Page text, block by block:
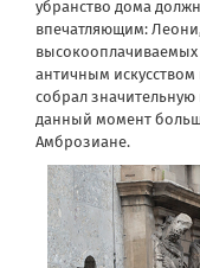
убранство дома
впечатляющим:
высокооплачиваемых
античным искусством
собрал
данный момент
Амброзиане.